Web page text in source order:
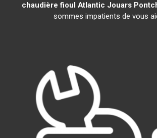
chaudière fioul Atlantic Jouars
sommes impatients de vous